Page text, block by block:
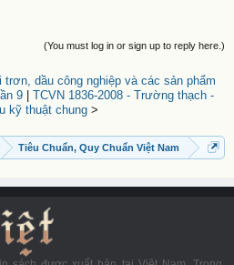
(You must log in or sign up to reply here.)
trơn, dầu công nghiệp và các sản phẩm
9
TCVN 1836-2008 - Trường thạch -
kỹ thuật chung >
Tiêu Chuẩn, Quy Chuẩn Việt Nam